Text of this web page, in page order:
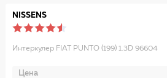
NISSENS
Интеркулер FIAT PUNTO (199) 1.3D 96604
Цена